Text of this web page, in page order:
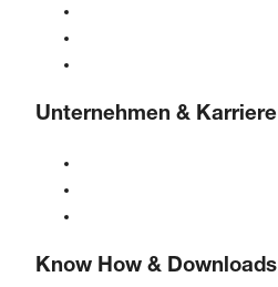
Unternehmen & Karriere
Know How & Downloads